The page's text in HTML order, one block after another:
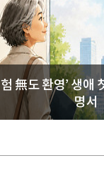
無도 환영’ 생애 첫 일
명서